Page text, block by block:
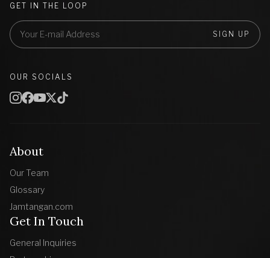
About
Our Team
Glossary
Jamtangan.com
Get In Touch
General Inquiries
GET IN THE LOOP
SIGN UP
OUR SOCIALS